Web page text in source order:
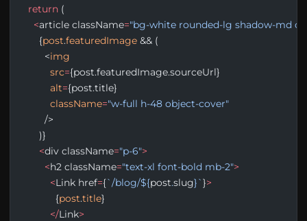
  return
(
    <
article className="bg-white rounded-lg shadow-md
      {
post.featuredImage && (
        <
img
          src
={post.featuredImage.sourceUrl}
          alt
={post.title}
          className
="w-full h-48 object-cover"
        />
      )}
      <
div className="p-6">
        <
h2 className="text-xl font-bold mb-2">
          <
Link href={`/blog/${post.slug}`}>
            {
post.title}
          </
Link>